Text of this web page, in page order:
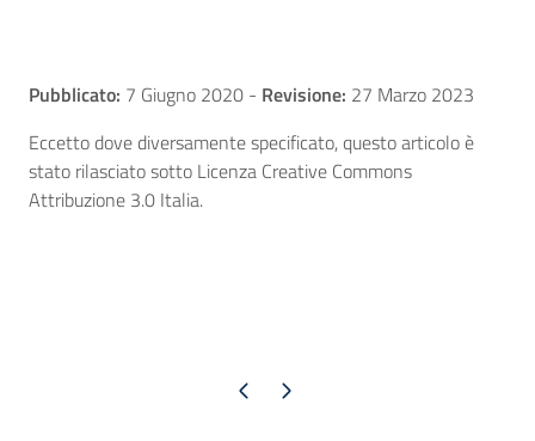
Pubblicato: 7 Giugno 2020 - Revisione: 27 Marzo 2023
Eccetto dove diversamente specificato, questo articolo è
stato rilasciato sotto Licenza Creative Commons
Attribuzione 3.0 Italia.
Pagina precedente
Pagina successiva